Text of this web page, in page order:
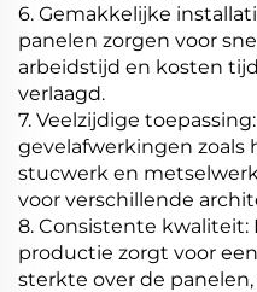
6. Gemakkelijke
panelen zorgen voor
arbeidstijd en kosten
verlaagd.
7. Veelzijdige
gevelafwerkingen
stucwerk en
voor verschillende
8. Consistente kwaliteit:
productie zorgt voor
sterkte over de